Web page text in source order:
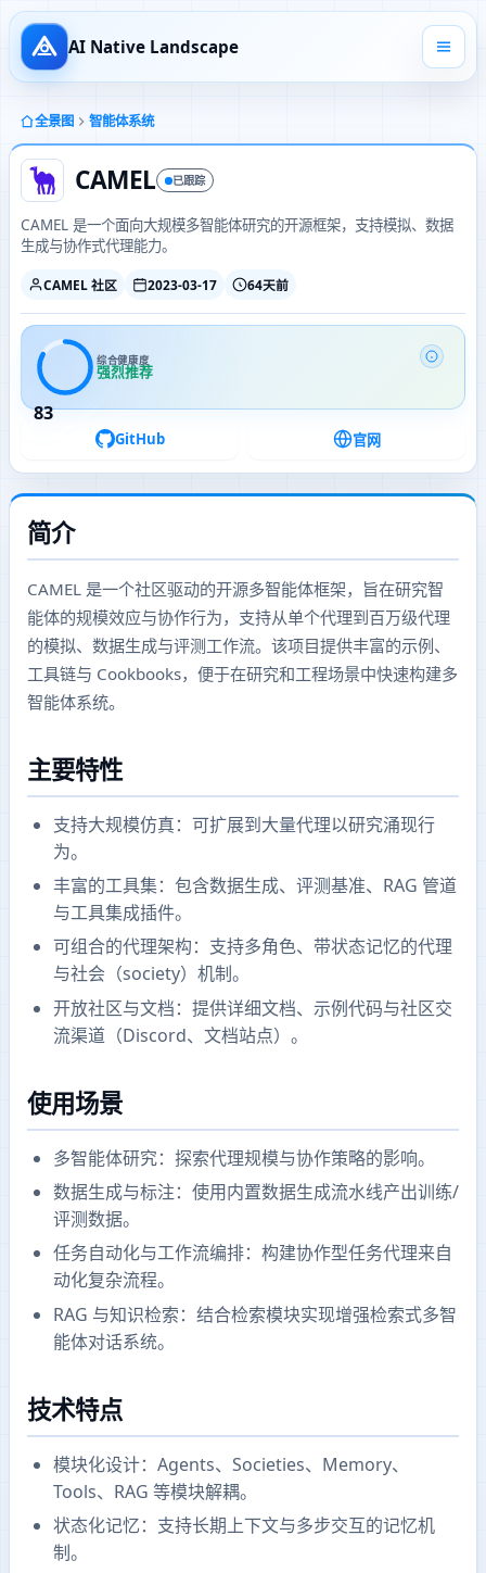
AI Native Landscape
全景图 智能体系统
CAMEL 已跟踪
CAMEL 是一个面向大规模多智能体研究的开源框架，支持模拟、数据
生成与协作式代理能力。
CAMEL 社区 2023-03-17 64天前
83
综合健康度
强烈推荐
GitHub 官网
简介
CAMEL 是一个社区驱动的开源多智能体框架，旨在研究智
能体的规模效应与协作行为，支持从单个代理到百万级代理
的模拟、数据生成与评测工作流。该项目提供丰富的示例、
工具链与 Cookbooks，便于在研究和工程场景中快速构建多
智能体系统。
主要特性
支持大规模仿真：可扩展到大量代理以研究涌现行
为。
丰富的工具集：包含数据生成、评测基准、RAG 管道
与工具集成插件。
可组合的代理架构：支持多角色、带状态记忆的代理
与社会（society）机制。
开放社区与文档：提供详细文档、示例代码与社区交
流渠道（Discord、文档站点）。
使用场景
多智能体研究：探索代理规模与协作策略的影响。
数据生成与标注：使用内置数据生成流水线产出训练/
评测数据。
任务自动化与工作流编排：构建协作型任务代理来自
动化复杂流程。
RAG 与知识检索：结合检索模块实现增强检索式多智
能体对话系统。
技术特点
模块化设计：Agents、Societies、Memory、
Tools、RAG 等模块解耦。
状态化记忆：支持长期上下文与多步交互的记忆机
制。